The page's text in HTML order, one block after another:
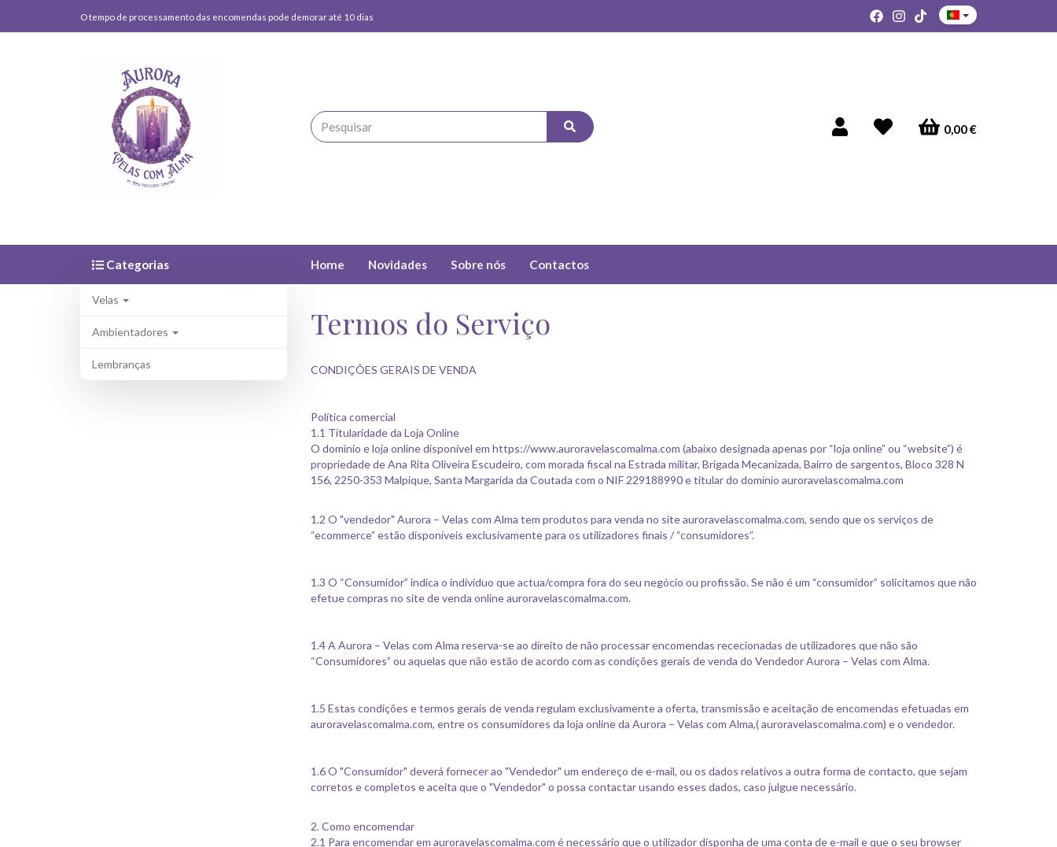
O tempo de processamento das encomendas pode demorar até 10 dias
0,00 €
Home Novidades Sobre nós Contactos
Categorias
Velas
Ambientadores
Lembranças
Termos do Serviço
CONDIÇÕES GERAIS DE VENDA
Política comercial
1.1 Titularidade da Loja Online
O domínio e loja online disponível em https://www.auroravelascomalma.com (abaixo designada apenas por “loja online” ou “website”) é
propriedade de Ana Rita Oliveira Escudeiro, com morada fiscal na Estrada militar, Brigada Mecanizada, Bairro de sargentos, Bloco 328 N
156, 2250-353 Malpique, Santa Margarida da Coutada com o NIF 229188990 e titular do domínio auroravelascomalma.com
1.2 O "vendedor" Aurora – Velas com Alma tem produtos para venda no site auroravelascomalma.com, sendo que os serviços de
“ecommerce” estão disponíveis exclusivamente para os utilizadores finais / “consumidores”.
1.3 O “Consumidor” indica o indivíduo que actua/compra fora do seu negócio ou profissão. Se não é um “consumidor” solicitamos que não
efetue compras no site de venda online auroravelascomalma.com.
1.4 A Aurora – Velas com Alma reserva-se ao direito de não processar encomendas rececionadas de utilizadores que não são
“Consumidores” ou aquelas que não estão de acordo com as condições gerais de venda do Vendedor Aurora – Velas com Alma.
1.5 Estas condições e termos gerais de venda regulam exclusivamente a oferta, transmissão e aceitação de encomendas efetuadas em
auroravelascomalma.com, entre os consumidores da loja online da Aurora – Velas com Alma,( auroravelascomalma.com) e o vendedor.
1.6 O "Consumidor" deverá fornecer ao "Vendedor" um endereço de e-mail, ou os dados relativos a outra forma de contacto, que sejam
corretos e completos e aceita que o "Vendedor" o possa contactar usando esses dados, caso julgue necessário.
2. Como encomendar
2.1 Para encomendar em auroravelascomalma.com é necessário que o utilizador disponha de uma conta de e-mail e que o seu browser